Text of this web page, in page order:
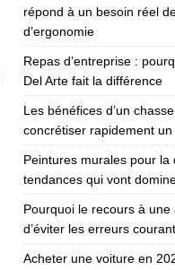
répond à un besoin réel
d’ergonomie
Repas d’entreprise :
Del Arte fait la différence
Les bénéfices d’un
concrétiser rapidement un
Peintures murales pour la
tendances qui vont
Pourquoi le recours à
d’éviter les erreurs
Acheter une voiture en